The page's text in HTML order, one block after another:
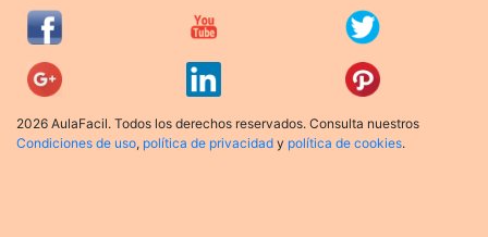
2026 AulaFacil. Todos los derechos reservados. Consulta nuestros
Condiciones de uso, política de privacidad y política de cookies.